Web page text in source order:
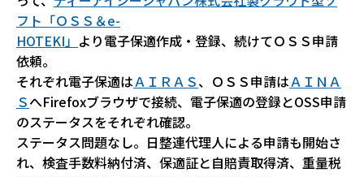
フト「ＯＳＳ＆e-
HOTEKI」 より電子保適作成・登録、続けてＯＳＳ申請
依頼。
それぞれ電子保適はＡＩＲＡＳ、ＯＳＳ申請はＡＩＮＡ
ＳへFirefoxブラウザで接続、電子保適の登録とOSS申請
のステータスをそれぞれ確認。
ステータス問題なし。日整連代理人による申請も開始さ
れ、検査手数料納付済、保適証と自賠責取得済、重量税